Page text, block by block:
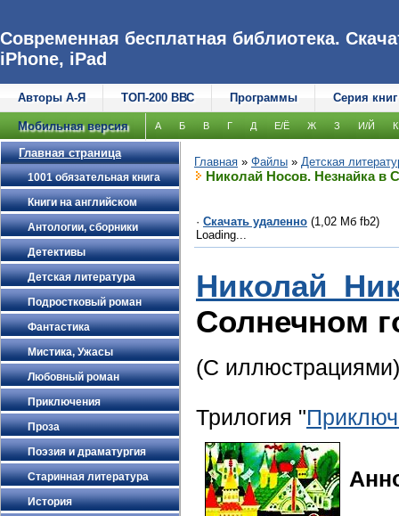
Современная бесплатная библиотека.
iPhone, iPad
Авторы А-Я ТОП-200 ВВС Программы Серия книг
Мобильная версия А Б В Г Д Е/Ё Ж З И/Й К
Главная страница
1001 обязательная книга
Книги на английском
Антологии, сборники
Детективы
Детская литература
Подростковый роман
Фантастика
Мистика, Ужасы
Любовный роман
Приключения
Проза
Поэзия и драматургия
Старинная литература
История
Главная » Файлы » Детская
Николай Носов. Незнайка в
· Скачать удаленно (1,02 Мб fb2)
Loading...
Николай
Солнечном
(С иллюстрациями)
Трилогия "